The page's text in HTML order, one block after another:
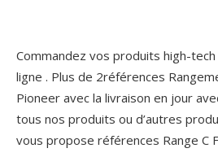
Commandez vos produits high-
ligne . Plus de 2références
Pioneer avec la livraison en jour
tous nos produits ou d’autres
vous propose références Range C